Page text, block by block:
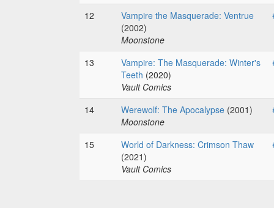
12
Vampire the Masquerade: Ventrue
(2002)
Moonstone
13
Vampire: The Masquerade: Winter's
Teeth (2020)
Vault Comics
14 Werewolf: The Apocalypse (2001)
Moonstone
15
World of Darkness: Crimson Thaw
(2021)
Vault Comics